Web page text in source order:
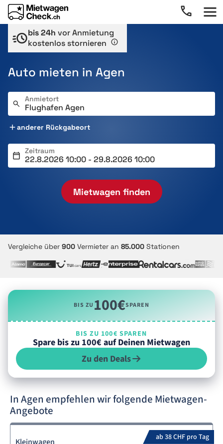
bis 24h vor Anmietung
kostenlos stornieren
Auto mieten in Agen
Anmietort
anderer Rückgabeort
Zeitraum
Mietwagen finden
Vergleiche über 900 Vermieter an 85.000 Stationen
BIS ZU100€SPAREN
BIS ZU 100€ SPAREN
Spare bis zu 100€ auf Deinen Mietwagen
Zu den Deals
In Agen empfehlen wir folgende Mietwagen-
Angebote
ab 38 CHF pro Tag